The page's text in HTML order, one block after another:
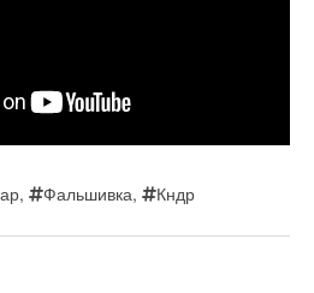
, Фальшивка, Кндр